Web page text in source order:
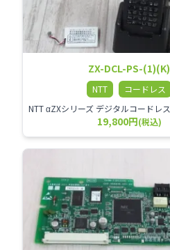
ZX-DCL-PS-(1)(K)
NTT
コードレス
19,800円(税込)